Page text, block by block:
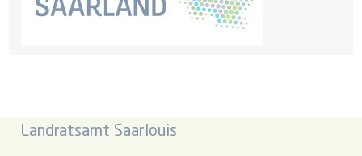
Landratsamt Saarlouis